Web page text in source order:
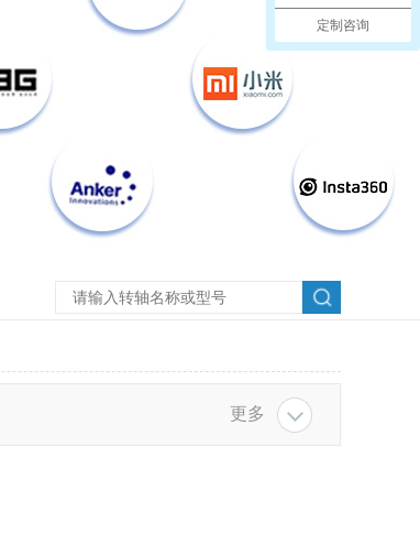
更多
定制咨询